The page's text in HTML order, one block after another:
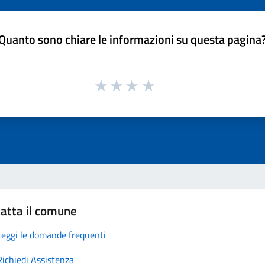
sono chiare le informazioni su questa
il comune
le domande frequenti
Assistenza